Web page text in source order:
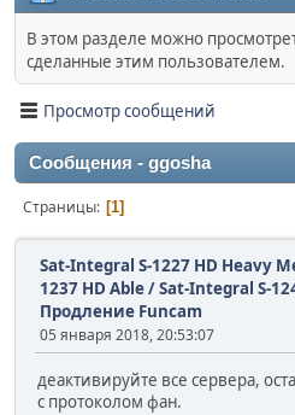
В этом разделе можно
сделанные этим пользователем.
Просмотр сообщений
Сообщения - ggosha
Страницы 1
Sat-Integral S-1227 HD Heavy
1237 HD Able / Sat-Integral S-
Продление Funcam
05 января 2018, 20:53:07
деактивируйте все сервера,
с протоколом фан.